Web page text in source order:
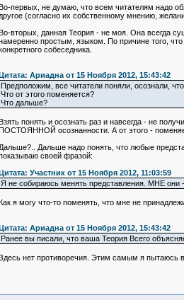
Во-первых, не думаю, что всем читателям надо
другое (согласно их собственному мнению,
Во-вторых, данная Теория - не моя. Она всегда
простым, языком. По причине того,
собеседника.
Цитата: Ариадна от 15 Ноября 2012, 15:43:42
Предположим, все читатели поняли, осознали,
Что от этого поменяется?
Что дальше?
Взять понять и осознать раз и навсегда - не
ПОСТОЯННОЙ осознанности. А от этого -
Дальше?.. Дальше надо понять, что любые
своей фразой:
Цитата: Участник от 15 Ноября 2012, 11:03:59
Я не собираюсь менять представления. МНЕ они
Как я могу что-то поменять, что мне не
Цитата: Ариадна от 15 Ноября 2012, 15:43:42
Ранее вы писали, что ваша Теория Всего
нет противоречия. Этим самым я пытаюсь